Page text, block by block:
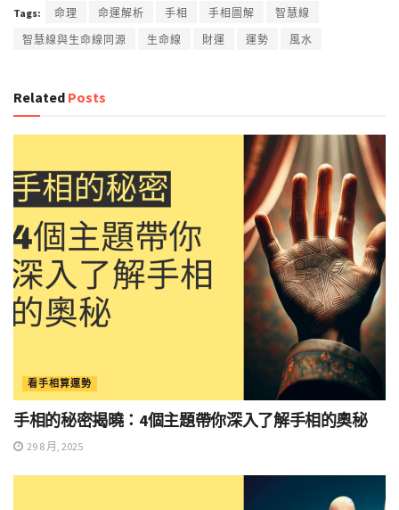
Tags: 命理 命運解析 手相 手相圖解
智慧線
智慧線與生命線同源
生命線 財運 運勢 風水
Related Posts
看手相算運勢
手相的秘密揭曉：4個主題帶你深入了解手相的奧秘
29 8 月, 2025